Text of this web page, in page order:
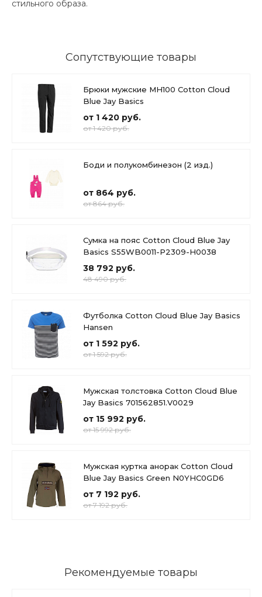
стильного образа.
Сопутствующие товары
Брюки мужские MH100 Cotton Cloud
Blue Jay Basics
от 1 420 руб.
от 1 420 руб.
Боди и полукомбинезон (2 изд.)
от 864 руб.
от 864 руб.
Сумка на пояс Cotton Cloud Blue Jay
Basics S55WB0011-P2309-H0038
38 792 руб.
48 490 руб.
Футболка Cotton Cloud Blue Jay Basics
Hansen
от 1 592 руб.
от 1 592 руб.
Мужская толстовка Cotton Cloud Blue
Jay Basics 701562851.V0029
от 15 992 руб.
от 15 992 руб.
Мужская куртка анорак Cotton Cloud
Blue Jay Basics Green N0YHC0GD6
от 7 192 руб.
от 7 192 руб.
Рекомендуемые товары